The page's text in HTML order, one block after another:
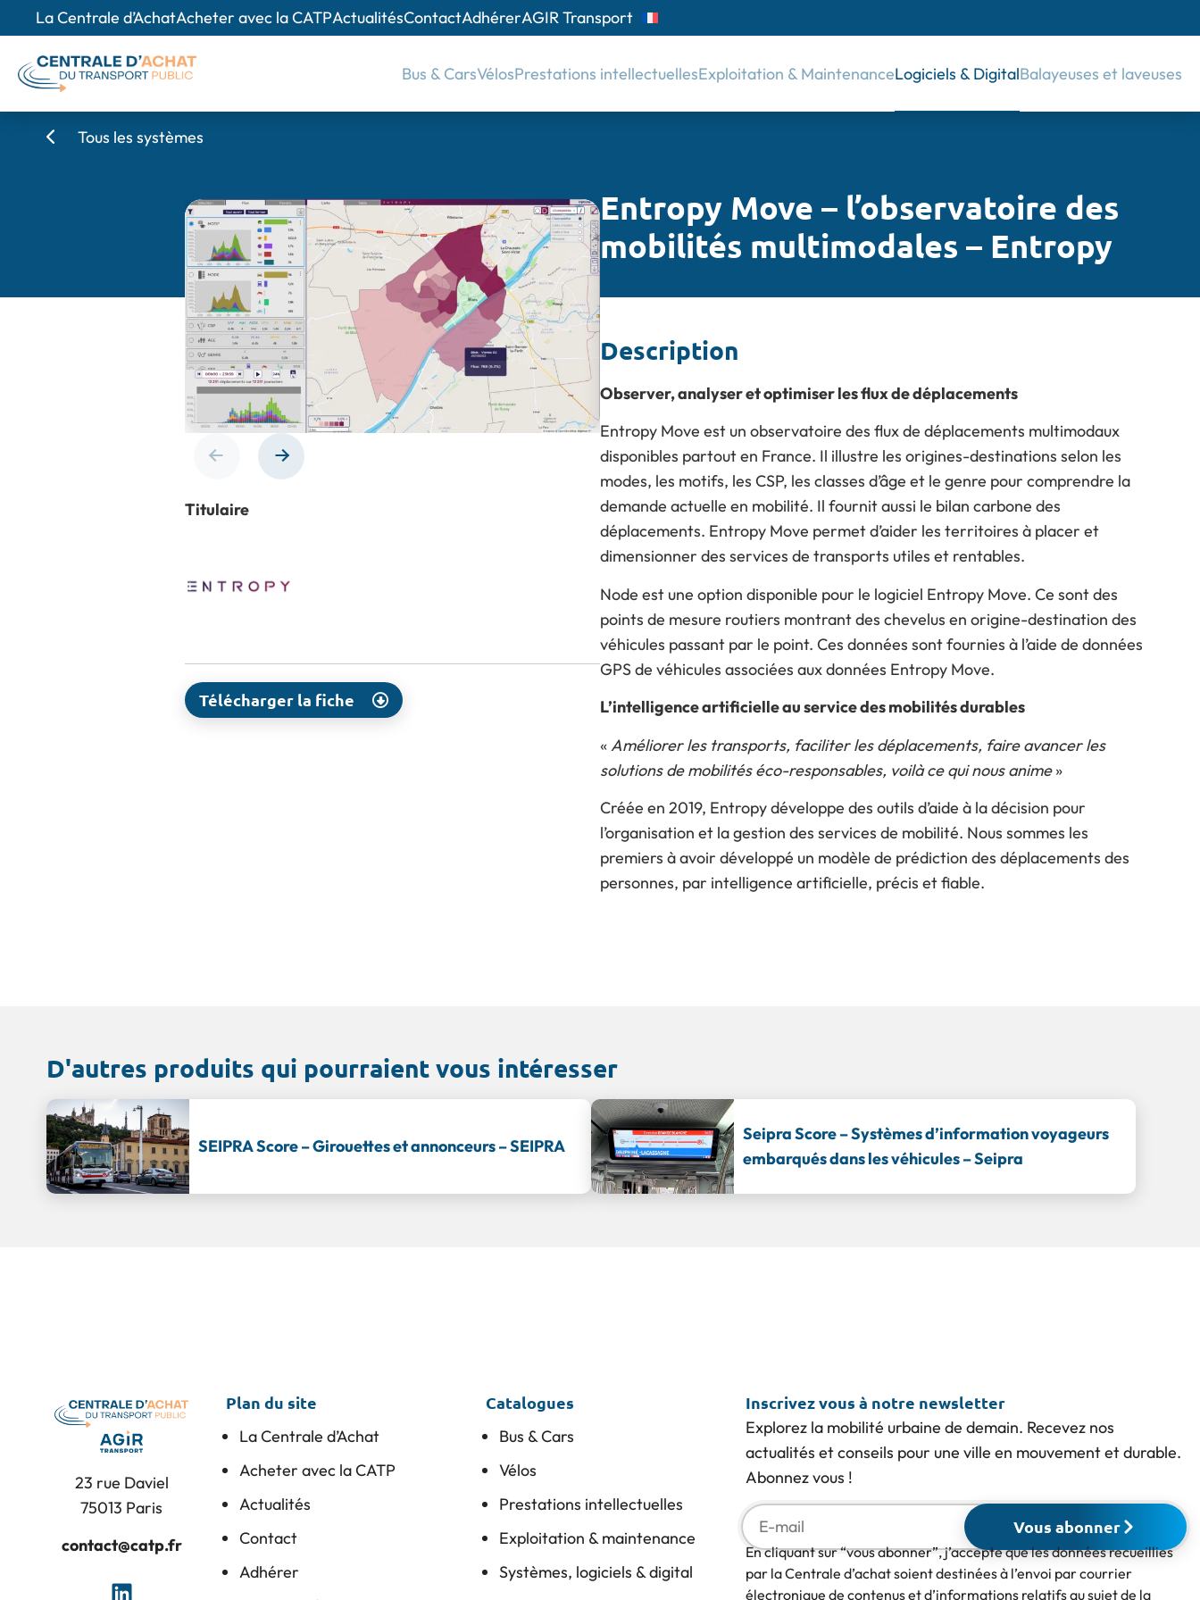
La Centrale d’AchatAcheter avec la CATPActualitésContactAdhérerAGIR Transport
Bus & CarsVélosPrestations intellectuellesExploitation & MaintenanceLogiciels & DigitalBalayeuses et laveuses
Tous les systèmes
Entropy Move – l’observatoire des
mobilités multimodales – Entropy
Description
Observer, analyser et optimiser les flux de déplacements
Entropy Move est un observatoire des flux de déplacements multimodaux
disponibles partout en France. Il illustre les origines-destinations selon les
modes, les motifs, les CSP, les classes d’âge et le genre pour comprendre la
demande actuelle en mobilité. Il fournit aussi le bilan carbone des
déplacements. Entropy Move permet d’aider les territoires à placer et
dimensionner des services de transports utiles et rentables.
Node est une option disponible pour le logiciel Entropy Move. Ce sont des
points de mesure routiers montrant des chevelus en origine-destination des
véhicules passant par le point. Ces données sont fournies à l’aide de données
GPS de véhicules associées aux données Entropy Move.
L’intelligence artificielle au service des mobilités durables
« Améliorer les transports, faciliter les déplacements, faire avancer les
solutions de mobilités éco-responsables, voilà ce qui nous anime»
Créée en 2019, Entropy développe des outils d’aide à la décision pour
l’organisation et la gestion des services de mobilité. Nous sommes les
premiers à avoir développé un modèle de prédiction des déplacements des
personnes, par intelligence artificielle, précis et fiable.
Titulaire
Télécharger la fiche
D'autres produits qui pourraient vous intéresser
SEIPRA Score – Girouettes et annonceurs – SEIPRA
Seipra Score – Systèmes d’information voyageurs
embarqués dans les véhicules – Seipra
23 rue Daviel
75013 Paris
contact@catp.fr
Plan du site
La Centrale d’Achat
Acheter avec la CATP
Actualités
Contact
Adhérer
Catalogues
Bus & Cars
Vélos
Prestations intellectuelles
Exploitation & maintenance
Systèmes, logiciels & digital
Inscrivez vous à notre newsletter
Explorez la mobilité urbaine de demain. Recevez nos
actualités et conseils pour une ville en mouvement et durable.
Abonnez vous !
Vous abonner
En cliquant sur “vous abonner”, j’accepte que les données recueillies
par la Centrale d’achat soient destinées à l’envoi par courrier
électronique de contenus et d’informations relatifs au sujet de la